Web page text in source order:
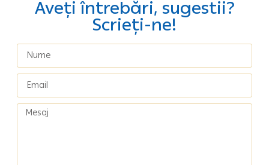
Aveți întrebări, sugestii?
Scrieți-ne!